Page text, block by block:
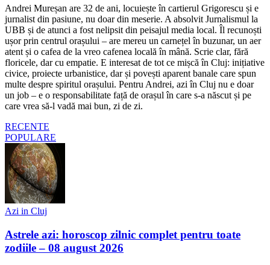
Andrei Mureșan are 32 de ani, locuiește în cartierul Grigorescu și e
jurnalist din pasiune, nu doar din meserie. A absolvit Jurnalismul la
UBB și de atunci a fost nelipsit din peisajul media local. Îl recunoști
ușor prin centrul orașului – are mereu un carnețel în buzunar, un aer
atent și o cafea de la vreo cafenea locală în mână. Scrie clar, fără
floricele, dar cu empatie. E interesat de tot ce mișcă în Cluj: inițiative
civice, proiecte urbanistice, dar și povești aparent banale care spun
multe despre spiritul orașului. Pentru Andrei, azi în Cluj nu e doar
un job – e o responsabilitate față de orașul în care s-a născut și pe
care vrea să-l vadă mai bun, zi de zi.
RECENTE
POPULARE
Azi in Cluj
Astrele azi: horoscop zilnic complet pentru toate
zodiile – 08 august 2026